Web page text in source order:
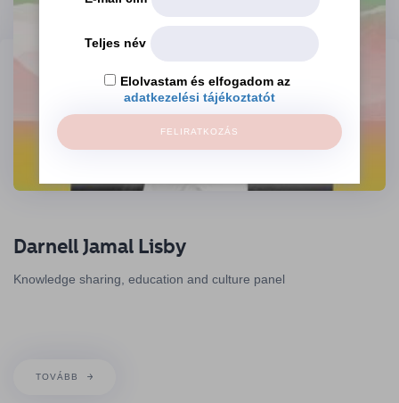
Darnell Jamal Lisby
Knowledge sharing, education and culture panel
TOVÁBB
Teljes név
Elolvastam és elfogadom az
adatkezelési tájékoztatót
FELIRATKOZÁS